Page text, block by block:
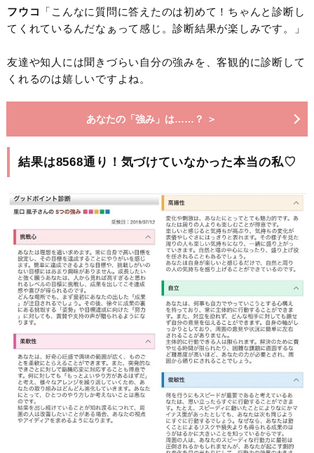
フウコ
「こんなに質問に答えたのは初めて！ちゃんと診断し
てくれているんだなぁって感じ。診断結果が楽しみです。」
友達や知人には聞きづらい自分の強みを、客観的に診断して
くれるのは嬉しいですよね。
あなたの「強み」は……？ ＞
結果は8568通り！気づけていなかった本当の私♡